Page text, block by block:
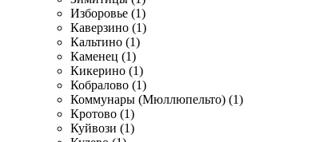
Изборовье (1)
Каверзино (1)
Кальтино (1)
Каменец (1)
Кикерино (1)
Кобралово (1)
Коммунары (Мюллюпельто) (1)
Кротово (1)
Куйвози (1)